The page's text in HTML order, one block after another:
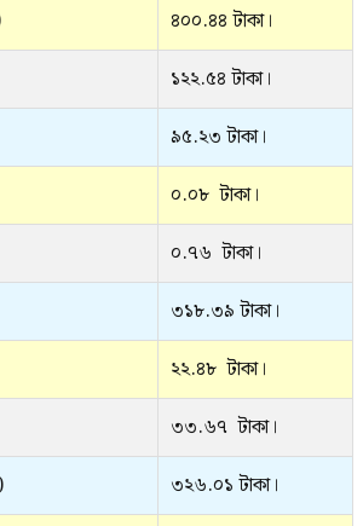
৪০০.৪৪ টাকা।
১২২.৫৪ টাকা।
৯৫.২৩ টাকা।
০.০৮ টাকা।
০.৭৬ টাকা।
৩১৮.৩৯ টাকা।
২২.৪৮ টাকা।
৩৩.৬৭ টাকা।
৩২৬.০১ টাকা।